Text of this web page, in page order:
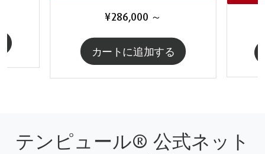
¥286,000 ～
カートに追加する
テンピュール® 公式ネット